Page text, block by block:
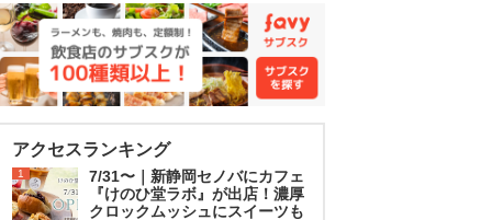
アクセスランキング
1
7/31〜｜新静岡セノバにカフェ
『けのひ堂ラボ』が出店！濃厚
クロックムッシュにスイーツも